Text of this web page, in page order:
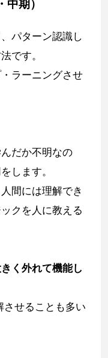
期）
パターン認識し
です。
ラーニングさせ
だか不明なの
します。
間には理解でき
クを人に教える
く外れて機能し
させることも多い